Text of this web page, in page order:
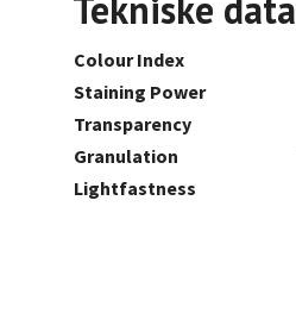
Colour Index
Staining Power
Transparency
Granulation
Lightfastness